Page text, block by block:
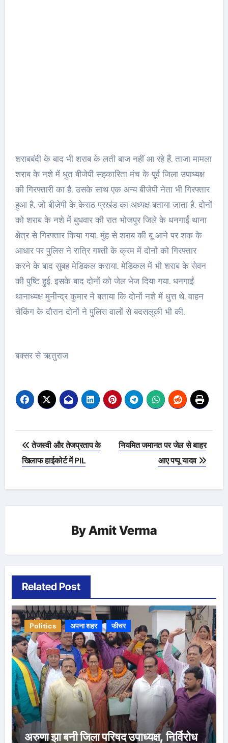
शराबबंदी के बाद भी शराब के लती बाज नहीं आ रहे हैं. ताजा मामला
शराब के नशे में धुत बीजेपी सहकारिता मंच के पूर्व जिला उपाध्यक्ष
की गिरफ्तारी का है. उसके साथ एक अन्य बीजेपी नेता भी गिरफ्तार
हुआ है. जो बीजेपी के केसठ प्रखंड का अध्यक्ष बताया जाता है. दोनों
को शराब के नशे में बुधवार की रात भोजपुर जिले के धनगाईं थाना
क्षेत्र से गिरफ्तार किया गया. मुंह से शराब की बू आने पर शक के
आधार पर पुलिस ने रात्रि गश्ती के क्रम में दोनों को गिरफ्तार
करने के बाद सुबह मेडिकल कराया. मेडिकल में भी शराब के सेवन
की पुष्टि हुई. इसके बाद दोनों को जेल भेज दिया गया. धनगाईं
थानाध्यक्ष मुनीन्द्र कुमार ने बताया कि दोनों नशे में धुत्त थे. वाहन
चेकिंग के दौरान दोनों ने पुलिस वालों से बदसलूकी भी की.
बक्सर से ऋतुराज
Post
navigation
तेजस्वी और तेजप्रताप के
खिलाफ हाईकोर्ट में PIL
नियमित जमानत पर जेल से बाहर
आए पप्पू यादव
ByAmit Verma
Related Post
Politics अपना शहर फीचर
अरुणा झा बनी जिला परिषद उपाध्यक्ष, निर्विरोध